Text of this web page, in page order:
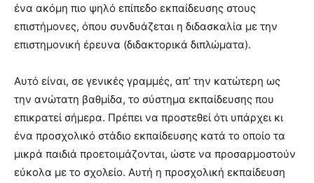
ένα ακόμη πιο ψηλό επίπεδο εκπαίδευσης στους
επιστήμονες, όπου συνδυάζεται η διδασκαλία με την
επιστημονική έρευνα (διδακτορικά διπλώματα).
Αυτό είναι, σε γενικές γραμμές, απ’ την κατώτερη ως
την ανώτατη βαθμίδα, το σύστημα εκπαίδευσης που
επικρατεί σήμερα. Πρέπει να προστεθεί ότι υπάρχει κι
ένα προσχολικό στάδιο εκπαίδευσης κατά το οποίο τα
μικρά παιδιά προετοιμάζονται, ώστε να προσαρμοστούν
εύκολα με το σχολείο. Αυτή η προσχολική εκπαίδευση